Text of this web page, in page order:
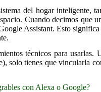
del hogar inteligente,
Cuando decimos que
Assistant. Esto
técnicos para
tienes que vincularla
con Alexa o Google?